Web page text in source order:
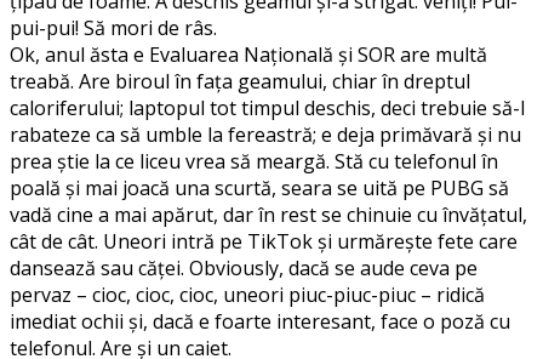
pui-pui! Să mori de râs.
Ok, anul ăsta e Evaluarea Naţională şi SOR are multă
treabă. Are biroul în faţa geamului, chiar în dreptul
caloriferului; laptopul tot timpul deschis, deci trebuie să-l
rabateze ca să umble la fereastră; e deja primăvară şi nu
prea ştie la ce liceu vrea să meargă. Stă cu telefonul în
poală şi mai joacă una scurtă, seara se uită pe PUBG să
vadă cine a mai apărut, dar în rest se chinuie cu învăţatul,
cât de cât. Uneori intră pe TikTok şi urmăreşte fete care
dansează sau căţei. Obviously, dacă se aude ceva pe
pervaz – cioc, cioc, cioc, uneori piuc-piuc-piuc – ridică
imediat ochii şi, dacă e foarte interesant, face o poză cu
telefonul. Are şi un caiet.